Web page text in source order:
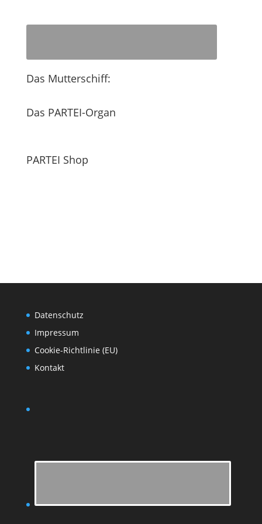
Das Mutterschiff:
Das PARTEI-Organ
PARTEI Shop
Datenschutz
Impressum
Cookie-Richtlinie (EU)
Kontakt